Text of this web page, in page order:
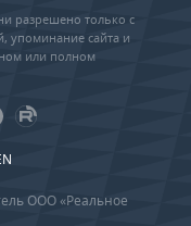
разрешено только с
упоминание сайта и
или полном
ООО «Реальное